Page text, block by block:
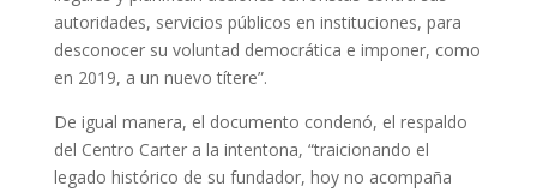
autoridades, servicios públicos en instituciones, para
desconocer su voluntad democrática e imponer, como
en 2019, a un nuevo títere”.
De igual manera, el documento condenó, el respaldo
del Centro Carter a la intentona, “traicionando el
legado histórico de su fundador, hoy no acompaña